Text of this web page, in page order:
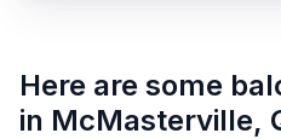
Here are some
in McMasterville,